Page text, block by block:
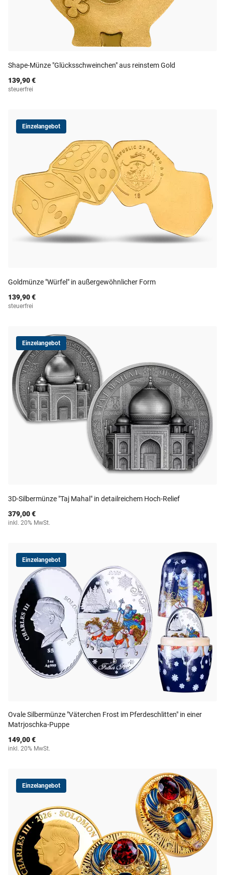
Shape-Münze "Glücksschweinchen" aus reinstem Gold
139,90 €
steuerfrei
Einzelangebot
Goldmünze "Würfel" in außergewöhnlicher Form
139,90 €
steuerfrei
Einzelangebot
3D-Silbermünze "Taj Mahal" in detailreichem Hoch-Relief
379,00 €
inkl. 20% MwSt.
Einzelangebot
Ovale Silbermünze "Väterchen Frost im Pferdeschlitten" in einer
Matrjoschka-Puppe
149,00 €
inkl. 20% MwSt.
Einzelangebot